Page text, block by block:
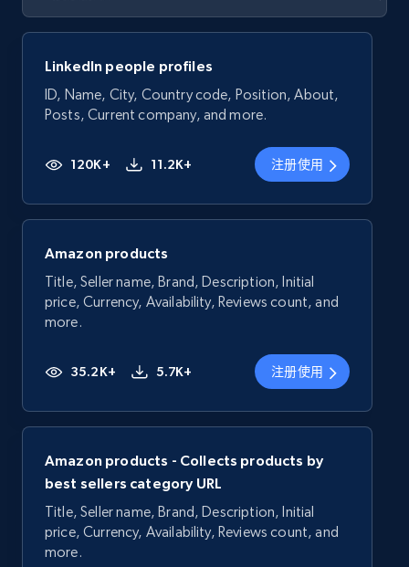
LinkedIn people profiles
ID, Name, City, Country code, Position, About,
Posts, Current company, and more.
120K+ 11.2K+ 注册使用
Amazon products
Title, Seller name, Brand, Description, Initial
price, Currency, Availability, Reviews count, and
more.
35.2K+ 5.7K+ 注册使用
Amazon products - Collects products by
best sellers category URL
Title, Seller name, Brand, Description, Initial
price, Currency, Availability, Reviews count, and
more.